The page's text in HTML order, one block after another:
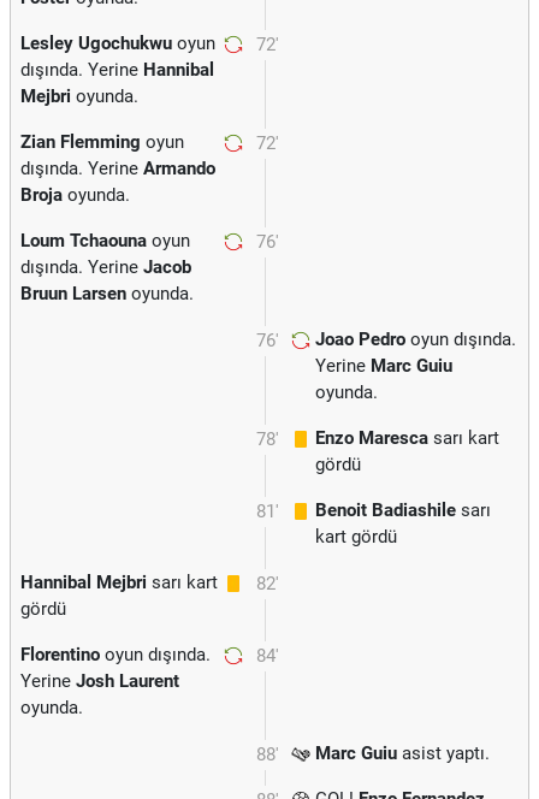
72'
Lesley Ugochukwu oyun
dışında. Yerine Hannibal
Mejbri oyunda.
72'
Zian Flemming oyun
dışında. Yerine Armando
Broja oyunda.
76'
Loum Tchaouna oyun
dışında. Yerine Jacob
Bruun Larsen oyunda.
76' Joao Pedro oyun dışında.
Yerine Marc Guiu
oyunda.
78' Enzo Maresca sarı kart
gördü
81' Benoit Badiashile sarı
kart gördü
82'
Hannibal Mejbri sarı kart
gördü
84'
Florentino oyun dışında.
Yerine Josh Laurent
oyunda.
88' Marc Guiu asist yaptı.